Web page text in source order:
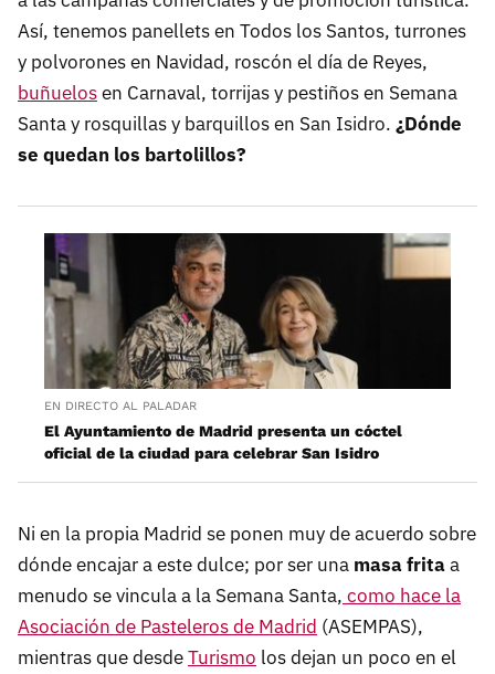
Así, tenemos panellets en Todos los Santos, turrones
y polvorones en Navidad, roscón el día de Reyes,
buñuelosen Carnaval, torrijas y pestiños en Semana
Santa y rosquillas y barquillos en San Isidro. ¿Dónde
se quedan los bartolillos?
EN DIRECTO AL PALADAR
El Ayuntamiento de Madrid presenta un cóctel
oficial de la ciudad para celebrar San Isidro
Ni en la propia Madrid se ponen muy de acuerdo sobre
dónde encajar a este dulce; por ser una masa fritaa
menudo se vincula a la Semana Santa, como hace la
Asociación de Pasteleros de Madrid (ASEMPAS),
mientras que desdeTurismo los dejan un poco en el